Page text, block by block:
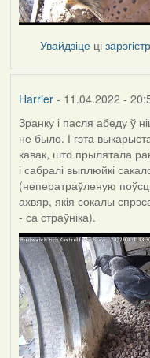
Увайдзіце ці
Harrier- 11.04.2022 -
Зранку і пасля абеду ў
не было. І гэта
кавак, што прылятала
і сабралі выплюйкі
(неператраўленую
ахвяр, якія сокалы
- са страўніка).